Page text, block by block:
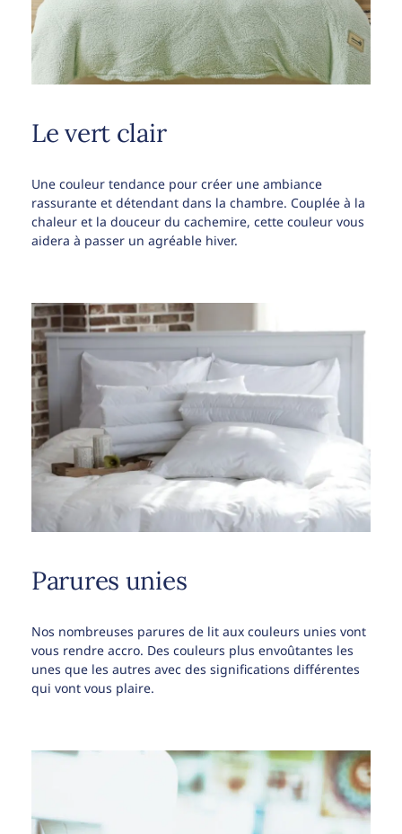
Le vert clair
Une couleur tendance pour créer une ambiance
rassurante et détendant dans la chambre. Couplée à la
chaleur et la douceur du cachemire, cette couleur vous
aidera à passer un agréable hiver.
Parures unies
Nos nombreuses parures de lit aux couleurs unies vont
vous rendre accro. Des couleurs plus envoûtantes les
unes que les autres avec des significations différentes
qui vont vous plaire.